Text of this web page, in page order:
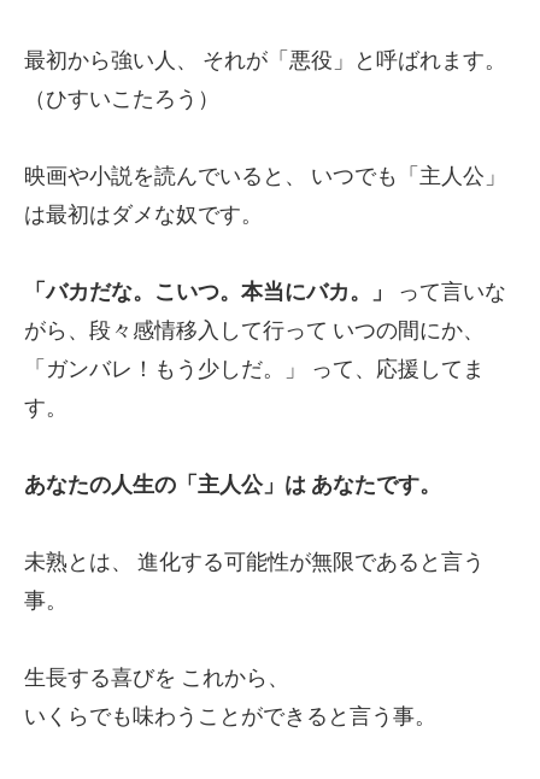
最初から強い人、
それが「悪役」と呼ばれます。
（ひすいこたろう）
映画や小説を読んでいると、
いつでも「主人公」
は最初はダメな奴です。
「バカだな。こいつ。本当にバカ。」
って言いな
がら、段々感情移入して行って いつの間にか、
「ガンバレ！もう少しだ。」
って、応援してま
す。
あなたの人生の「主人公」は あなたです。
未熟とは、
進化する可能性が無限であると言う
事。
生長する喜びを これから、
いくらでも味わうことができると言う事。